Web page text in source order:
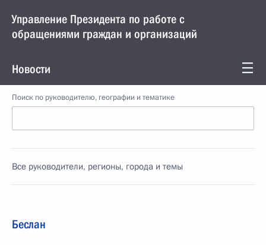
Управление Президента по работе с
обращениями граждан и организаций
Новости
Поиск по руководителю, географии и тематике
Все руководители, регионы, города и темы
Беслан